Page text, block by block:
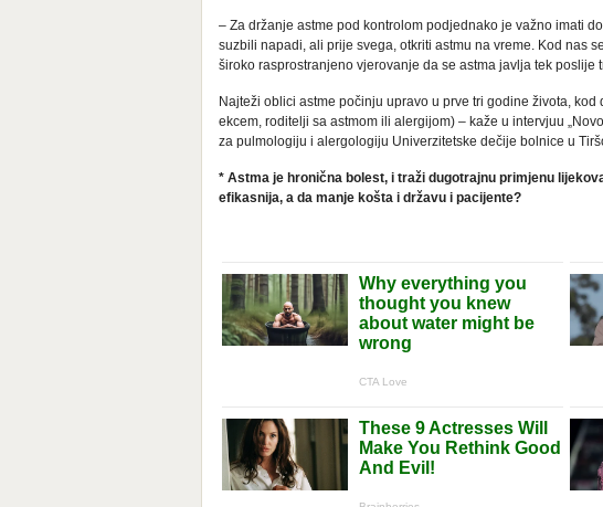
– Za držanje astme pod kontrolom podjednako je važno imati
suzbili napadi, ali prije svega, otkriti astmu na vreme. Kod nas
široko rasprostranjeno vjerovanje da se astma javlja tek poslije
Najteži oblici astme počinju upravo u prve tri godine života,
ekcem, roditelji sa astmom ili alergijom) – kaže u intervjuu
za pulmologiju i alergologiju Univerzitetske dečije bolnice u
* Astma je hronična bolest, i traži dugotrajnu primjenu
efikasnija, a da manje košta i državu i pacijente?